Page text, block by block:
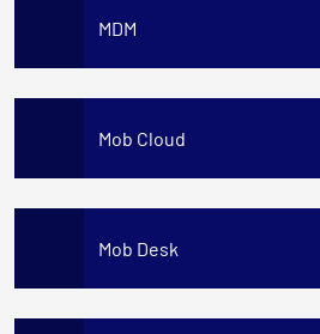
MDM
Mob Cloud
Mob Desk